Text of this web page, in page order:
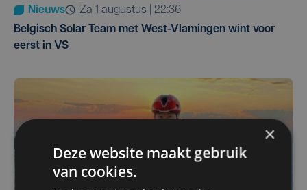
Nieuws
za 1 augustus | 22:36
Belgisch Solar Team met West-Vlamingen wint voor
eerst in VS
×
Deze website maakt gebruik
van cookies.